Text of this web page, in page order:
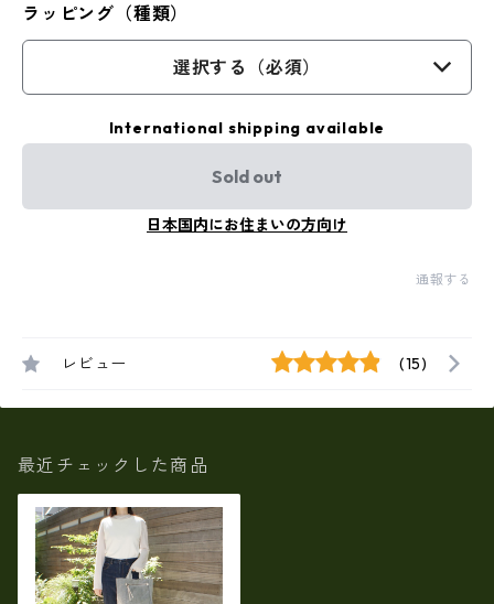
ラッピング（種類）
選択する（必須）
International shipping available
Sold out
日本国内にお住まいの方向け
通報する
レビュー (15)
最近チェックした商品